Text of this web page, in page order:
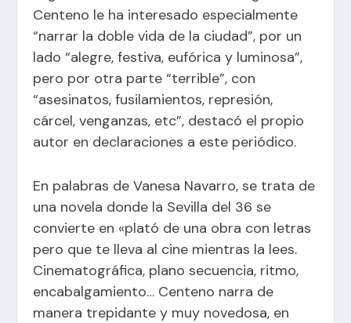
Centeno le ha interesado especialmente
“narrar la doble vida de la ciudad”, por un
lado “alegre, festiva, eufórica y luminosa”,
pero por otra parte “terrible”, con
“asesinatos, fusilamientos, represión,
cárcel, venganzas, etc”, destacó el propio
autor en declaraciones a este periódico.
En palabras de Vanesa Navarro, se trata de
una novela donde la Sevilla del 36 se
convierte en «plató de una obra con letras
pero que te lleva al cine mientras la lees.
Cinematográfica, plano secuencia, ritmo,
encabalgamiento… Centeno narra de
manera trepidante y muy novedosa, en